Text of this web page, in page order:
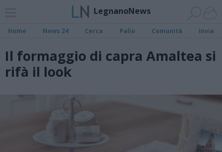
LegnanoNews
Home News 24 Cerca Palio Comunità Invia
Il formaggio di capra Amaltea si
rifà il look